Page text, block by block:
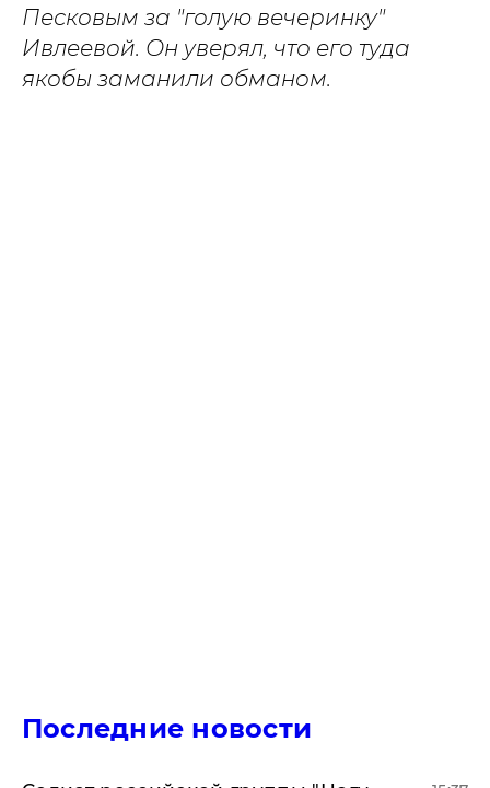
Песковым за "голую вечеринку"
Ивлеевой. Он уверял, что его туда
якобы заманили обманом.
Последние новости